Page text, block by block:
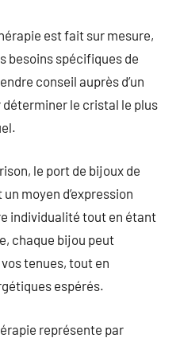
est fait sur mesure,
besoins spécifiques de
conseil auprès d’un
le cristal le plus
le port de bijoux de
moyen d’expression
individualité tout en étant
chaque bijou peut
tenues, tout en
espérés.
représente par